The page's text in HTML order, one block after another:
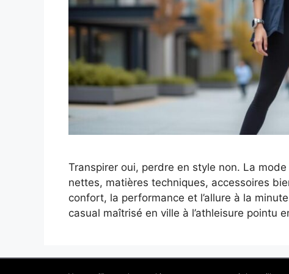
Transpirer oui, perdre en style non. La
nettes, matières techniques, accessoires
confort, la performance et l’allure à la
casual maîtrisé en ville à l’athleisure pointu